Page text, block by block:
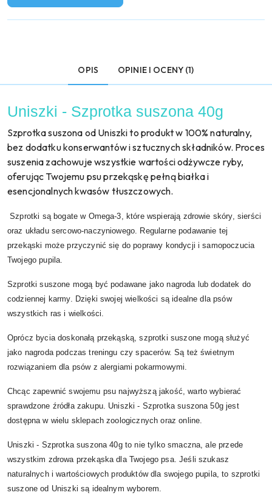
OPIS OPINIE I OCENY (1)
Uniszki - Szprotka suszona 40g
Szprotka suszona od Uniszki to produkt w 100% naturalny,
bez dodatku konserwantów i sztucznych składników. Proces
suszenia zachowuje wszystkie wartości odżywcze ryby,
oferując Twojemu psu przekąskę pełną białka i
esencjonalnych kwasów tłuszczowych.
Szprotki są bogate w Omega-3, które wspierają zdrowie skóry, sierści
oraz układu sercowo-naczyniowego. Regularne podawanie tej
przekąski może przyczynić się do poprawy kondycji i samopoczucia
Twojego pupila.
Szprotki suszone mogą być podawane jako nagroda lub dodatek do
codziennej karmy. Dzięki swojej wielkości są idealne dla psów
wszystkich ras i wielkości.
Oprócz bycia doskonałą przekąską, szprotki suszone mogą służyć
jako nagroda podczas treningu czy spacerów. Są też świetnym
rozwiązaniem dla psów z alergiami pokarmowymi.
Chcąc zapewnić swojemu psu najwyższą jakość, warto wybierać
sprawdzone źródła zakupu. Uniszki - Szprotka suszona 50g jest
dostępna w wielu sklepach zoologicznych oraz online.
Uniszki - Szprotka suszona 40g to nie tylko smaczna, ale przede
wszystkim zdrowa przekąska dla Twojego psa. Jeśli szukasz
naturalnych i wartościowych produktów dla swojego pupila, to szprotki
suszone od Uniszki są idealnym wyborem.